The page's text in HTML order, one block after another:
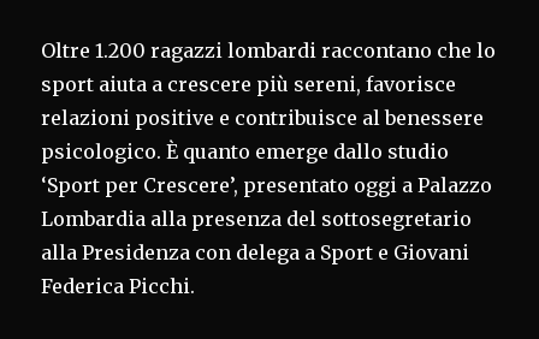
Oltre 1.200 ragazzi lombardi raccontano che lo
sport aiuta a crescere più sereni, favorisce
relazioni positive e contribuisce al benessere
psicologico. È quanto emerge dallo studio
‘Sport per Crescere’, presentato oggi a Palazzo
Lombardia alla presenza del sottosegretario
alla Presidenza con delega a Sport e Giovani
Federica Picchi.